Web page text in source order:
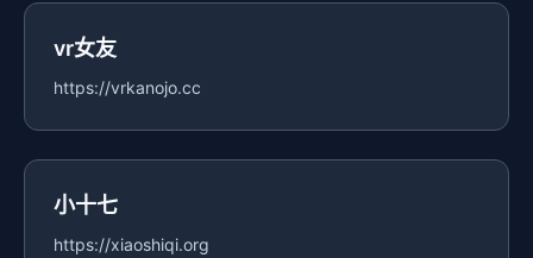
vr女友
https://vrkanojo.cc
小十七
https://xiaoshiqi.org